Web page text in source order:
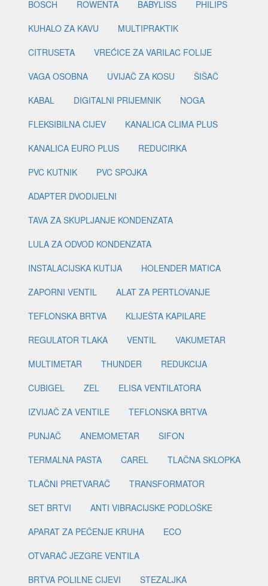
BOSCH
ROWENTA BABYLISS
PHILIPS
KUHALO ZA KAVU
MULTIPRAKTIK
CITRUSETA
VREĆICE ZA VARILAC FOLIJE
VAGA OSOBNA
UVIJAČ ZA KOSU
ŠIŠAČ
KABAL
DIGITALNI PRIJEMNIK
NOGA
FLEKSIBILNA CIJEV
KANALICA CLIMA PLUS
KANALICA EURO PLUS
REDUCIRKA
PVC KUTNIK
PVC SPOJKA
ADAPTER DVODIJELNI
TAVA ZA SKUPLJANJE KONDENZATA
LULA ZA ODVOD KONDENZATA
INSTALACIJSKA KUTIJA
HOLENDER MATICA
ZAPORNI VENTIL
ALAT ZA PERTLOVANJE
TEFLONSKA BRTVA
KLIJEŠTA KAPILARE
REGULATOR TLAKA
VENTIL
VAKUMETAR
MULTIMETAR
THUNDER
REDUKCIJA
CUBIGEL
ZEL
ELISA VENTILATORA
IZVIJAČ ZA VENTILE
TEFLONSKA BRTVA
PUNJAČ
ANEMOMETAR
SIFON
TERMALNA PASTA
CAREL
TLAČNA SKLOPKA
TLAČNI PRETVARAČ
TRANSFORMATOR
SET BRTVI
ANTI VIBRACIJSKE PODLOŠKE
APARAT ZA PEČENJE KRUHA
ECO
OTVARAČ JEZGRE VENTILA
BRTVA POLILNE CIJEVI
STEZALJKA